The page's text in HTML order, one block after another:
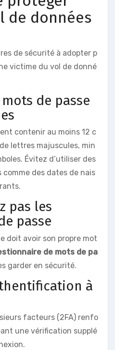
de données
de sécurité à adopter p
victime du vol de donné
de passe
contenir au moins 12 c
lettres majuscules, min
Évitez d’utiliser des
des dates de nais
pas les
passe
doit avoir son propre mot
de mots de pa
garder en sécurité.
à
facteurs (2FA) renfo
une vérification supplé